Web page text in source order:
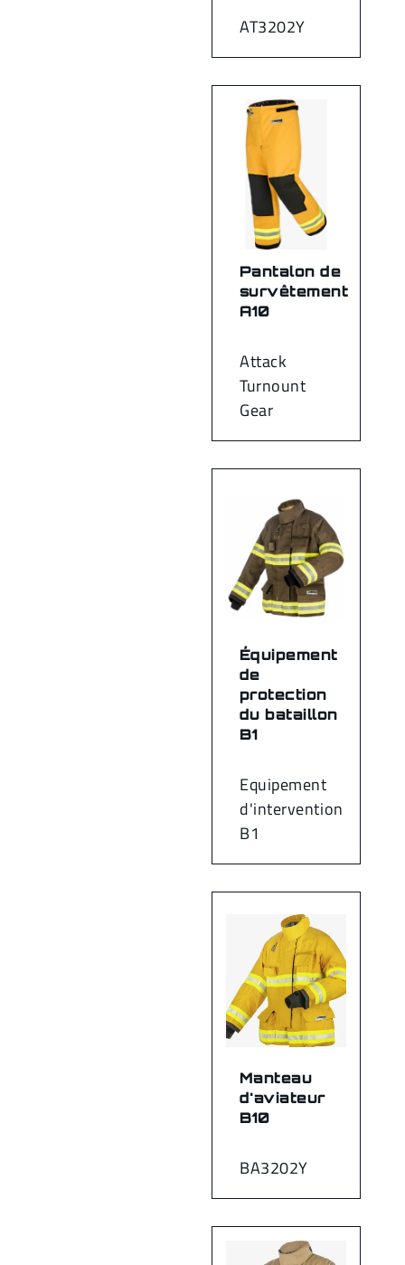
AT3202Y
Attack
Turnount
Gear
Pantalon de
survêtement
A10
Equipement
d'intervention
B1
Équipement
de
protection
du bataillon
B1
BA3202Y
Manteau
d'aviateur
B10